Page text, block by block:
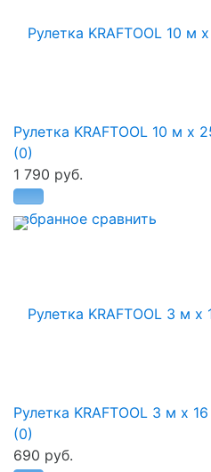
избранное сравнить
Рулетка KRAFTOOL 10 м х
(0)
1 790 руб.
Рулетка KRAFTOOL 3 м х
(0)
690 руб.